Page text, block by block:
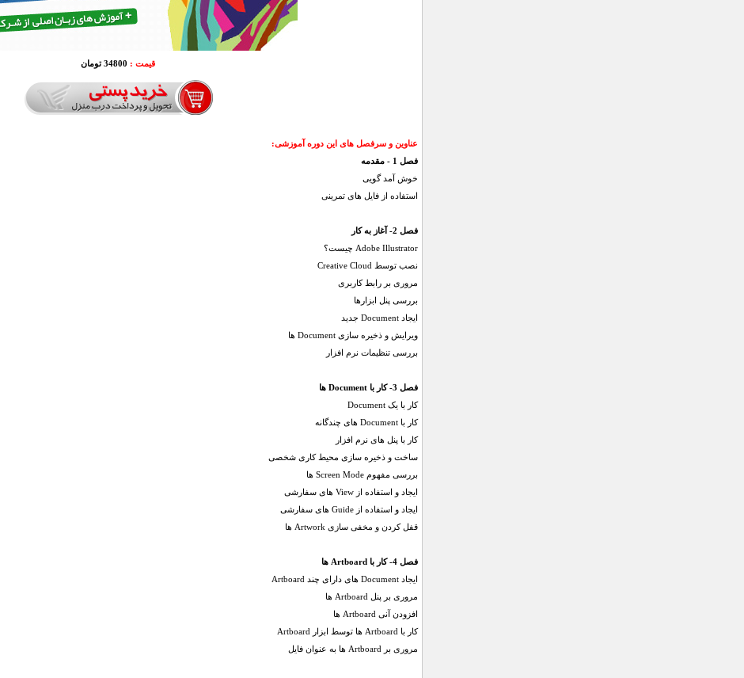
قیمت : 34800 تومان
عناوین و سرفصل های این دوره آموزشی:
فصل 1 - مقدمه
خوش آمد گویی
استفاده از فایل های تمرینی
فصل 2- آغاز به کار
Adobe Illustrator چیست؟
نصب توسط Creative Cloud
مروری بر رابط کاربری
بررسی پنل ابزارها
ایجاد Document جدید
ویرایش و ذخیره سازی Document ها
بررسی تنظیمات نرم افزار
فصل 3- کار با Document ها
کار با یک Document
کار با Document های چندگانه
کار با پنل های نرم افزار
ساخت و ذخیره سازی محیط کاری شخصی
بررسی مفهوم Screen Mode ها
ایجاد و استفاده از View های سفارشی
ایجاد و استفاده از Guide های سفارشی
قفل کردن و مخفی سازی Artwork ها
فصل 4- کار با Artboard ها
ایجاد Document های دارای چند Artboard
مروری بر پنل Artboard ها
افزودن آنی Artboard ها
کار با Artboard ها توسط ابزار Artboard
مروری بر Artboard ها به عنوان فایل